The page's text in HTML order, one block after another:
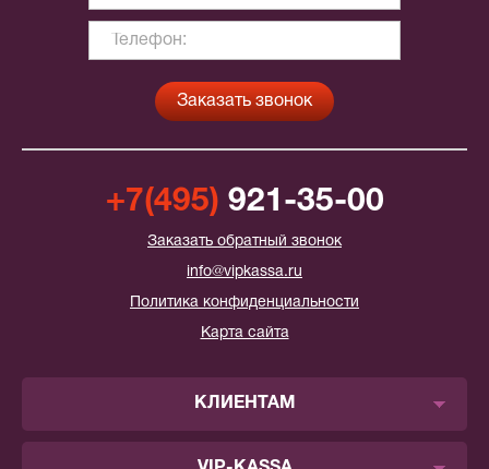
+7(495) 921-35-00
Заказать обратный звонок
info@vipkassa.ru
Политика конфиденциальности
Карта сайта
КЛИЕНТАМ